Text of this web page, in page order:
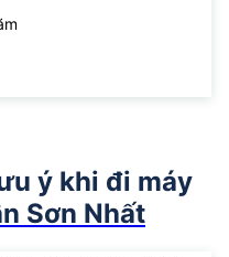
ý khi đi máy
Sơn Nhất